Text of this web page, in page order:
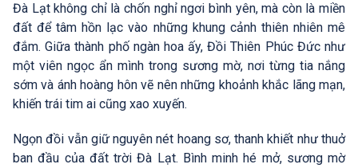
Đà Lạt không chỉ là chốn nghỉ ngơi bình yên, mà còn là miền
đất để tâm hồn lạc vào những khung cảnh thiên nhiên mê
đắm. Giữa thành phố ngàn hoa ấy, Đồi Thiên Phúc Đức như
một viên ngọc ẩn mình trong sương mờ, nơi từng tia nắng
sớm và ánh hoàng hôn vẽ nên những khoảnh khắc lãng mạn,
khiến trái tim ai cũng xao xuyến.
Ngọn đồi vẫn giữ nguyên nét hoang sơ, thanh khiết như thuở
ban đầu của đất trời Đà Lạt. Bình minh hé mở, sương mờ